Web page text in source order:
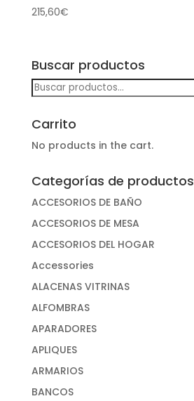
215,60€
Buscar productos
Buscar
Carrito
No products in the cart.
Categorías de productos
ACCESORIOS DE BAÑO
ACCESORIOS DE MESA
ACCESORIOS DEL HOGAR
Accessories
ALACENAS VITRINAS
ALFOMBRAS
APARADORES
APLIQUES
ARMARIOS
BANCOS